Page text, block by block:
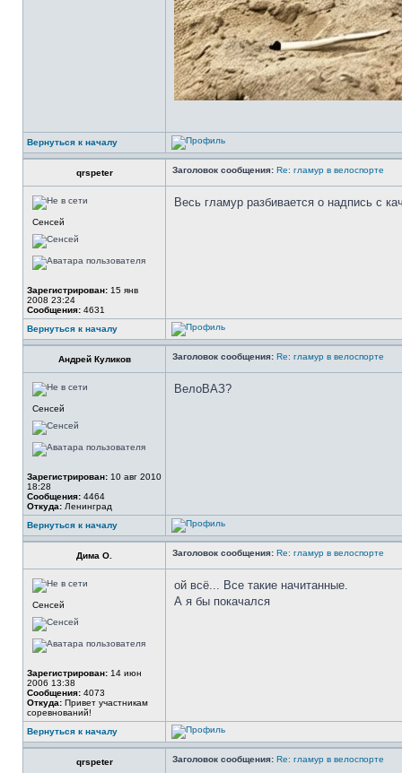
Вернуться к началу
qrspeter Заголовок сообщения: Re: гламур в велоспорте
Сенсей
Зарегистрирован: 15 янв
2008 23:24
Сообщения: 4631
Весь гламур разбивается о надпись с
Вернуться к началу
Андрей Куликов Заголовок сообщения: Re: гламур в велоспорте
Сенсей
Зарегистрирован: 10 авг 2010
18:28
Сообщения: 4464
Откуда: Ленинград
ВелоВАЗ?
Вернуться к началу
Дима О. Заголовок сообщения: Re: гламур в велоспорте
Сенсей
Зарегистрирован: 14 июн
2006 13:38
Сообщения: 4073
Откуда: Привет участникам
соревнований!
ой всё... Все такие начитанные.
А я бы покачался
Вернуться к началу
qrspeter Заголовок сообщения: Re: гламур в велоспорте